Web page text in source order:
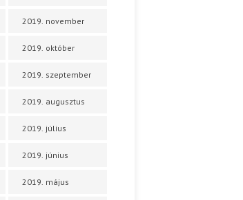
2019. november
2019. október
2019. szeptember
2019. augusztus
2019. július
2019. június
2019. május